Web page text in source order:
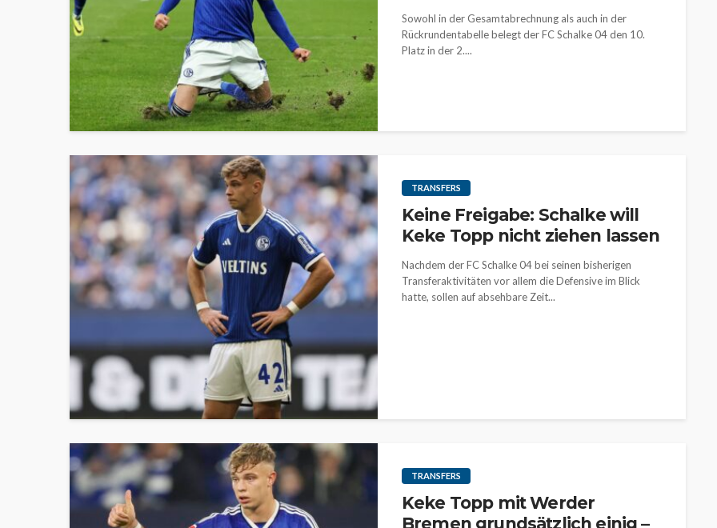
Sowohl in der Gesamtabrechnung als auch in der
Rückrundentabelle belegt der FC Schalke 04 den 10.
Platz in der 2....
TRANSFERS
Keine Freigabe: Schalke will
Keke Topp nicht ziehen lassen
Nachdem der FC Schalke 04 bei seinen bisherigen
Transferaktivitäten vor allem die Defensive im Blick
hatte, sollen auf absehbare Zeit...
TRANSFERS
Keke Topp mit Werder
Bremen grundsätzlich einig –